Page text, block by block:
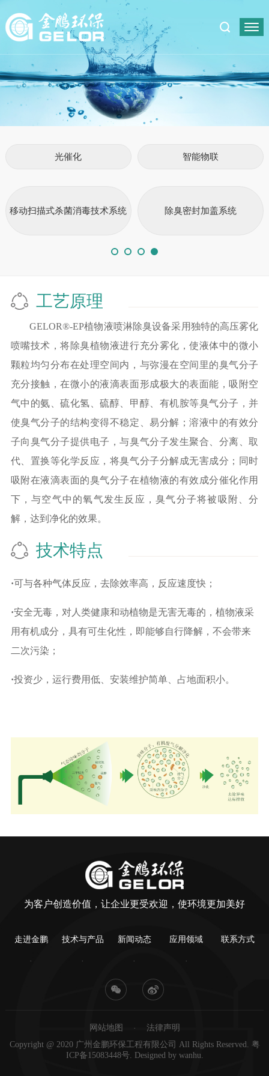
光催化
移动扫描式杀菌消毒技术系统
智能物联
除臭密封加盖系统
工艺原理
GELOR®-EP植物液喷淋除臭设备采用独特的高压雾化
喷嘴技术，将除臭植物液进行充分雾化，使液体中的微小
颗粒均匀分布在处理空间内，与弥漫在空间里的臭气分子
充分接触，在微小的液滴表面形成极大的表面能，吸附空
气中的氨、硫化氢、硫醇、甲醇、有机胺等臭气分子，并
使臭气分子的结构变得不稳定、易分解；溶液中的有效分
子向臭气分子提供电子，与臭气分子发生聚合、分离、取
代、置换等化学反应，将臭气分子分解成无害成分；同时
吸附在液滴表面的臭气分子在植物液的有效成分催化作用
下，与空气中的氧气发生反应，臭气分子将被吸附、分
解，达到净化的效果。
技术特点
·可与各种气体反应，去除效率高，反应速度快；
·安全无毒，对人类健康和动植物是无害无毒的，植物液采
用有机成分，具有可生化性，即能够自行降解，不会带来
二次污染；
·投资少，运行费用低、安装维护简单、占地面积小。
为客户创造价值，让企业更受欢迎，使环境更加美好
走进金鹏 技术与产品 新闻动态 应用领域 联系方式
网站地图
法律声明
Copyright @ 2020 广州金鹏环保工程有限公司 All Rights Reserved. 粤
ICP备15083448号. Designed by wanhu.